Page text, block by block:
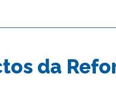
da